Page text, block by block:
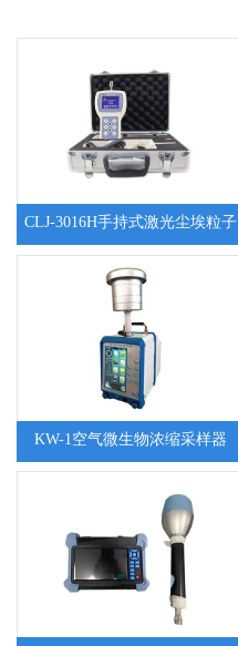
CLJ-3016H手持式激光尘埃粒子
计数器
KW-1空气微生物浓缩采样器